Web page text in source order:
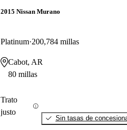
2015 Nissan Murano
Platinum 200,784 millas
Cabot, AR
80 millas
Trato
justo
Sin tasas de